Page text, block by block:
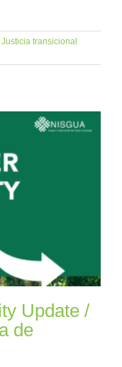
Justicia transicional
Update /
de